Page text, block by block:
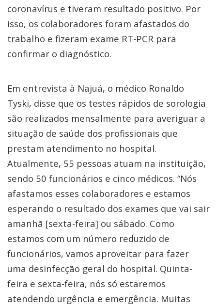
coronavírus e tiveram resultado positivo. Por
isso, os colaboradores foram afastados do
trabalho e fizeram exame RT-PCR para
confirmar o diagnóstico.
Em entrevista à Najuá, o médico Ronaldo
Tyski, disse que os testes rápidos de sorologia
são realizados mensalmente para averiguar a
situação de saúde dos profissionais que
prestam atendimento no hospital.
Atualmente, 55 pessoas atuam na instituição,
sendo 50 funcionários e cinco médicos. “Nós
afastamos esses colaboradores e estamos
esperando o resultado dos exames que vai sair
amanhã [sexta-feira] ou sábado. Como
estamos com um número reduzido de
funcionários, vamos aproveitar para fazer
uma desinfecção geral do hospital. Quinta-
feira e sexta-feira, nós só estaremos
atendendo urgência e emergência. Muitas